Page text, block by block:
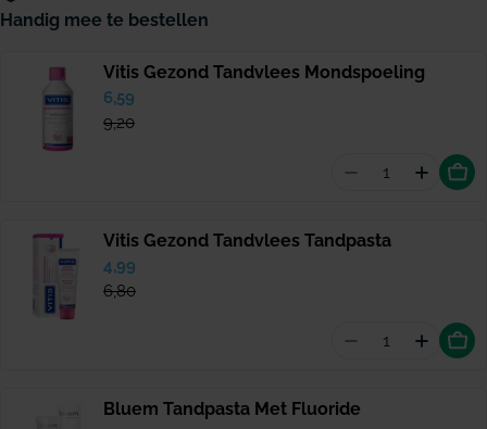
Handig mee te bestellen
Vitis Gezond Tandvlees Mondspoeling
Verkoopprijs
6,59
Normale
prijs
9,20
Aantal
Vitis Gezond Tandvlees Tandpasta
Verkoopprijs
4,99
Normale
prijs
6,80
Aantal
Bluem Tandpasta Met Fluoride